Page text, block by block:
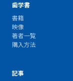
歯学書
書籍
映像
著者一覧
購入方法
記事